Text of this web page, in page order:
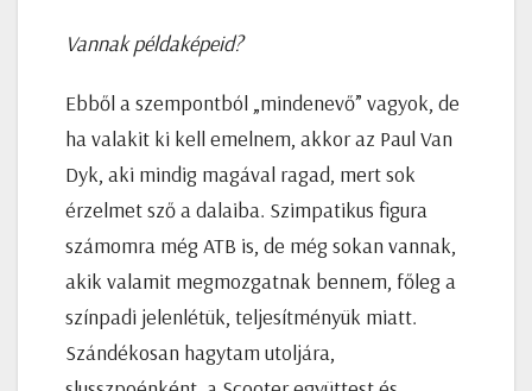
Vannak példaképeid?
Ebből a szempontból „mindenevő” vagyok, de
ha valakit ki kell emelnem, akkor az Paul Van
Dyk, aki mindig magával ragad, mert sok
érzelmet sző a dalaiba. Szimpatikus figura
számomra még ATB is, de még sokan vannak,
akik valamit megmozgatnak bennem, főleg a
színpadi jelenlétük, teljesítményük miatt.
Szándékosan hagytam utoljára,